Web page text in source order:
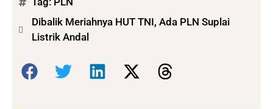
Dibalik Meriahnya HUT TNI, Ada PLN Suplai
Listrik Andal
Bagikan: